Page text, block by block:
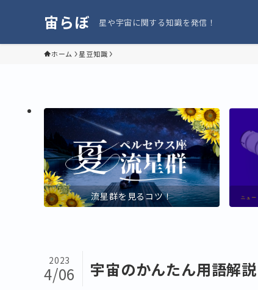
宙らぼ 星や宇宙に関する知識を発信！
ホーム 星豆知識
流星群を見るコツ！
宇宙のかんたん用語解説
2023
4/06